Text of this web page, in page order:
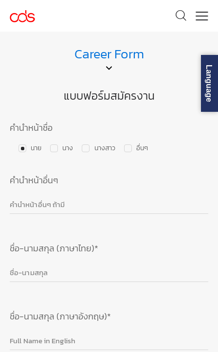
Career Form
แบบฟอร์มสมัครงาน
คำนำหน้าชื่อ
นาย นาง นางสาว อื่นๆ
คำนำหน้าอื่นๆ
ชื่อ-นามสกุล (ภาษาไทย)*
ชื่อ-นามสกุล (ภาษาอังกฤษ)*
Language